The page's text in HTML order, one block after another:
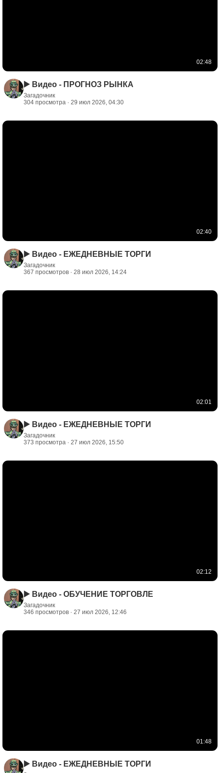
02:48
▶️ Видео - ПРОГНОЗ РЫНКА
Загадочник
304 просмотра · 29 июл 2026, 04:30
02:40
▶️ Видео - ЕЖЕДНЕВНЫЕ ТОРГИ
Загадочник
367 просмотров · 28 июл 2026, 14:24
02:01
▶️ Видео - ЕЖЕДНЕВНЫЕ ТОРГИ
Загадочник
373 просмотра · 27 июл 2026, 15:50
02:12
▶️ Видео - ОБУЧЕНИЕ ТОРГОВЛЕ
Загадочник
346 просмотров · 27 июл 2026, 12:46
01:48
▶️ Видео - ЕЖЕДНЕВНЫЕ ТОРГИ